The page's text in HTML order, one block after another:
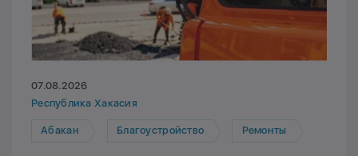
07.08.2026
Республика Хакасия
Абакан Благоустройство Ремонты